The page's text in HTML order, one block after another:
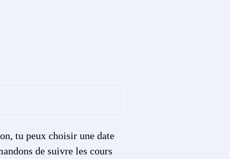
tu peux choisir une date
de suivre les cours